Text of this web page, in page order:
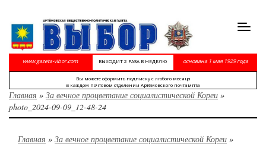
www.gazeta-vibor.com ВЫХОДИТ 2 РАЗА В НЕДЕЛЮ основана 1 мая 1929 года
Вы можете оформить подписку с любого месяца
в каждом почтовом отделении Артёмовского почтампта
Главная » За вечное процветание социалистической Кореи »
photo_2024-09-09_12-48-24
Главная » За вечное процветание социалистической Кореи »